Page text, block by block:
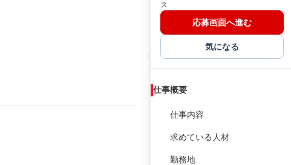
ス
応募画面へ進む
気になる
仕事概要
仕事内容
求めている人材
勤務地